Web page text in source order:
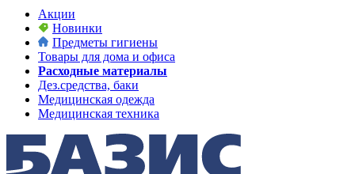
Акции
Новинки
Предметы гигиены
Товары для дома и офиса
Расходные материалы
Дез.средства, баки
Медицинская одежда
Медицинская техника